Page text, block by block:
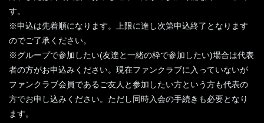
す。
※申込は先着順になります。上限に達し次第申込終了となります
のでご了承ください。
※グループで参加したい(友達と一緒の枠で参加したい)場合は代表
者の方がお申込みください。現在ファンクラブに入っていないが
ファンクラブ会員であるご友人と参加したい方という方も代表の
方でお申し込みください。ただし同時入会の手続きも必要となり
ます。